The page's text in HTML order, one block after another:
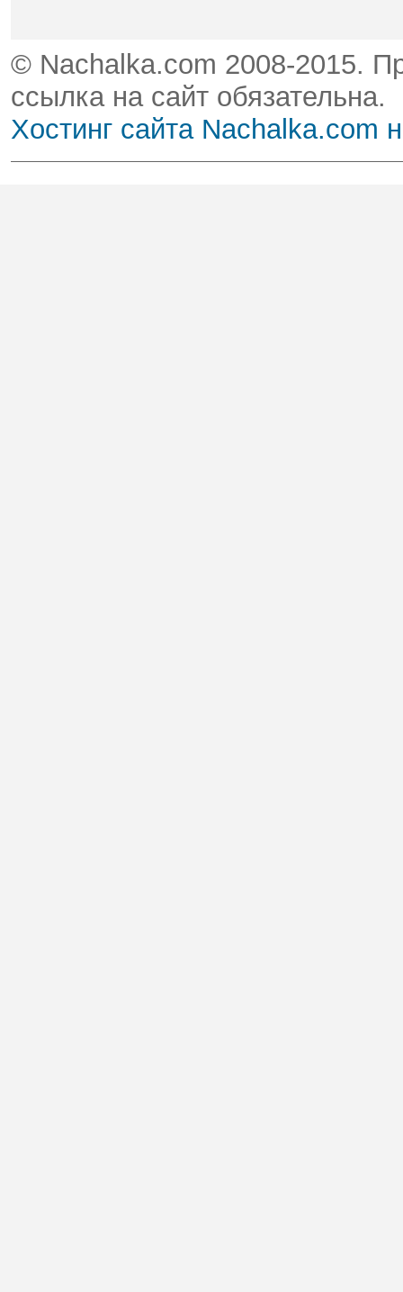
© Nachalka.com 2008-2015.
ссылка на сайт обязательна.
Хостинг сайта Nachalka.com